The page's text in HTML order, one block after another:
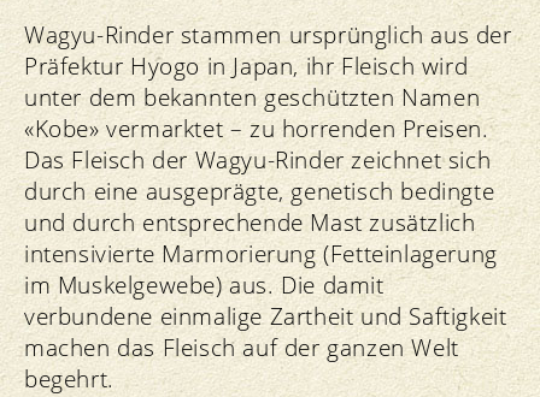
Wagyu-Rinder stammen ursprünglich aus der
Präfektur Hyogo in Japan, ihr Fleisch wird
unter dem bekannten geschützten Namen
«Kobe» vermarktet – zu horrenden Preisen.
Das Fleisch der Wagyu-Rinder zeichnet sich
durch eine ausgeprägte, genetisch bedingte
und durch entsprechende Mast zusätzlich
intensivierte Marmorierung (Fetteinlagerung
im Muskelgewebe) aus. Die damit
verbundene einmalige Zartheit und Saftigkeit
machen das Fleisch auf der ganzen Welt
begehrt.